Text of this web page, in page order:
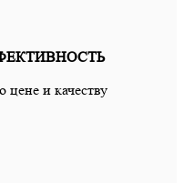
и качеству